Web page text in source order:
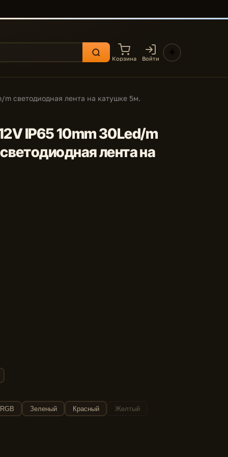
Корзина Войти
светодиодная лента на катушке 5м.
IP65 10mm 30Led/m
лента на
RGB Зеленый Красный Желтый